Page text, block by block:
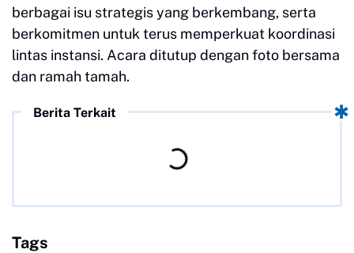
berbagai isu strategis yang berkembang, serta
berkomitmen untuk terus memperkuat koordinasi
lintas instansi. Acara ditutup dengan foto bersama
dan ramah tamah.
Berita Terkait
Tags